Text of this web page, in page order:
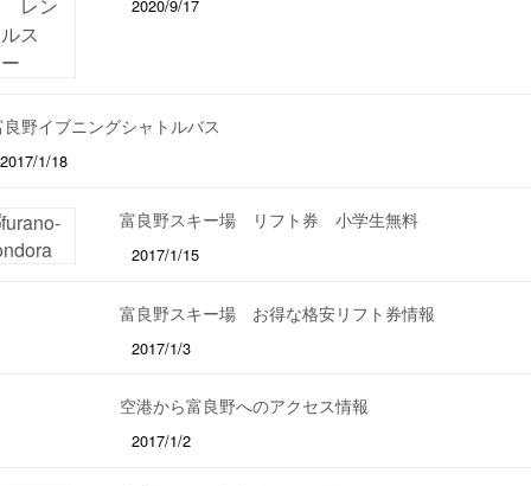
2020/9/17
良野イブニングシャトルバス
1/18
富良野スキー場 リフト券 小学生無料
2017/1/15
富良野スキー場 お得な格安リフト券情報
2017/1/3
空港から富良野へのアクセス情報
2017/1/2